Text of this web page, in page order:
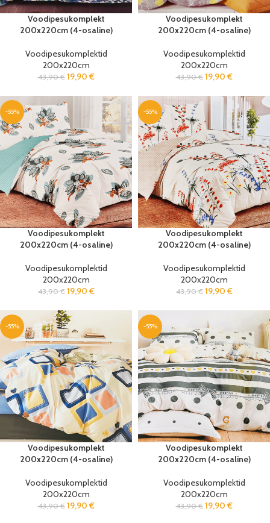
Voodipesukomplekt
200x220cm (4-osaline)
Voodipesukomplektid
200x220cm
43,90€ 19,90 €
Voodipesukomplekt
200x220cm (4-osaline)
Voodipesukomplektid
200x220cm
43,90€ 19,90 €
-55%
Voodipesukomplekt
200x220cm (4-osaline)
Voodipesukomplektid
200x220cm
43,90€ 19,90 €
-55%
Voodipesukomplekt
200x220cm (4-osaline)
Voodipesukomplektid
200x220cm
43,90€ 19,90 €
-55%
Voodipesukomplekt
200x220cm (4-osaline)
Voodipesukomplektid
200x220cm
43,90€ 19,90 €
-55%
Voodipesukomplekt
200x220cm (4-osaline)
Voodipesukomplektid
200x220cm
43,90€ 19,90 €